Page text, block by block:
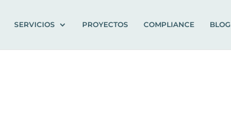
SERVICIOS PROYECTOS COMPLIANCE BLOG